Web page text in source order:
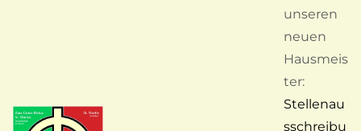
unseren
neuen
Hausmeis
ter:
Stellenau
sschreibu